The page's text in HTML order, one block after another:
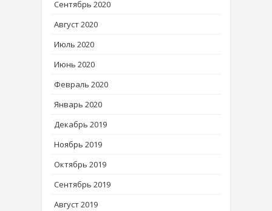
Сентябрь 2020
Август 2020
Июль 2020
Июнь 2020
Февраль 2020
Январь 2020
Декабрь 2019
Ноябрь 2019
Октябрь 2019
Сентябрь 2019
Август 2019